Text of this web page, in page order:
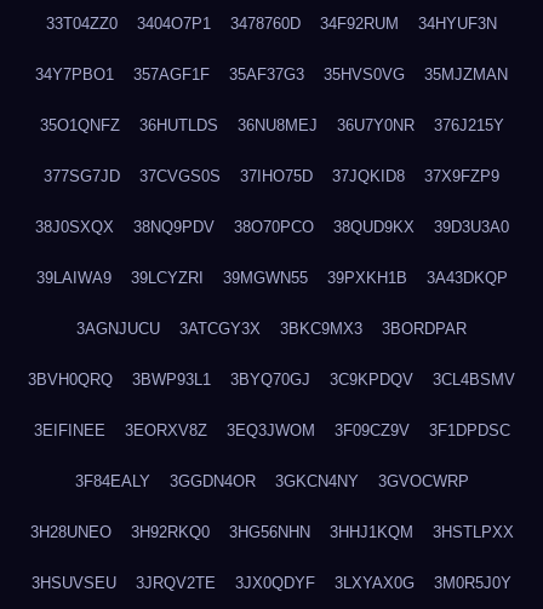
33T04ZZ0 3404O7P1 3478760D 34F92RUM 34HYUF3N
34Y7PBO1 357AGF1F 35AF37G3 35HVS0VG 35MJZMAN
35O1QNFZ 36HUTLDS 36NU8MEJ 36U7Y0NR 376J215Y
377SG7JD 37CVGS0S 37IHO75D 37JQKID8 37X9FZP9
38J0SXQX 38NQ9PDV 38O70PCO 38QUD9KX 39D3U3A0
39LAIWA9 39LCYZRI 39MGWN55 39PXKH1B 3A43DKQP
3AGNJUCU 3ATCGY3X 3BKC9MX3 3BORDPAR
3BVH0QRQ 3BWP93L1 3BYQ70GJ 3C9KPDQV 3CL4BSMV
3EIFINEE 3EORXV8Z 3EQ3JWOM 3F09CZ9V 3F1DPDSC
3F84EALY 3GGDN4OR 3GKCN4NY 3GVOCWRP
3H28UNEO 3H92RKQ0 3HG56NHN 3HHJ1KQM 3HSTLPXX
3HSUVSEU 3JRQV2TE 3JX0QDYF 3LXYAX0G 3M0R5J0Y